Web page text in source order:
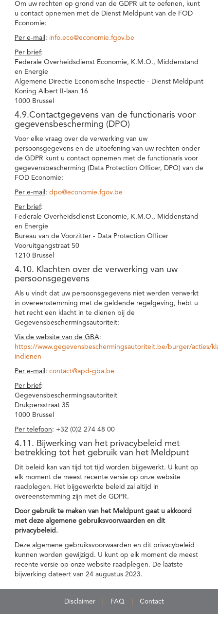
Om uw rechten op grond van de GDPR uit te oefenen, kunt
u contact opnemen met de Dienst Meldpunt van de FOD
Economie:
Per e-mail : info.eco@economie.fgov.be
Per brief:
Federale Overheidsdienst Economie, K.M.O., Middenstand
en Energie
Algemene Directie Economische Inspectie - Dienst Meldpunt
Koning Albert II-laan 16
1000 Brussel
4.9.Contactgegevens van de functionaris voor
gegevensbescherming (DPO)
Voor elke vraag over de verwerking van uw
persoonsgegevens en de uitoefening van uw rechten onder
de GDPR kunt u contact opnemen met de functionaris voor
gegevensbescherming (Data Protection Officer, DPO) van de
FOD Economie:
Per e-mail : dpo@economie.fgov.be
Per brief:
Federale Overheidsdienst Economie, K.M.O., Middenstand
en Energie
Bureau van de Voorzitter - Data Protection Officer
Vooruitgangstraat 50
1210 Brussel
4.10. Klachten over de verwerking van uw
persoonsgegevens
Als u vindt dat uw persoonsgegevens niet werden verwerkt
in overeenstemming met de geldende regelgeving, hebt u
het recht een klacht in te dienen bij de
Gegevensbeschermingsautoriteit:
Via de website van de GBA:
https://www.gegevensbeschermingsautoriteit.be/burger/acties/
indienen
Per e-mail : contact@apd-gba.be
Per brief:
Gegevensbeschermingsautoriteit
Drukpersstraat 35
1000 Brussel
Per telefoon: +32 (0)2 274 48 00
4.11. Bijwerking van het privacybeleid met
betrekking tot het gebruik van het Meldpunt
Dit beleid kan van tijd tot tijd worden bijgewerkt. U kunt op
elk moment de meest recente versie op onze website
raadplegen. Het bijgewerkte beleid zal altijd in
overeenstemming zijn met de GDPR.
Door gebruik te maken van het Meldpunt gaat u akkoord
met deze algemene gebruiksvoorwaarden en dit
privacybeleid.
Deze algemene gebruiksvoorwaarden en dit privacybeleid
kunnen worden gewijzigd. U kunt op elk moment de meest
recente versie op onze website raadplegen. De laatste
bijwerking dateert van 24 augustus 2023.
Disclaimer FAQ Contact